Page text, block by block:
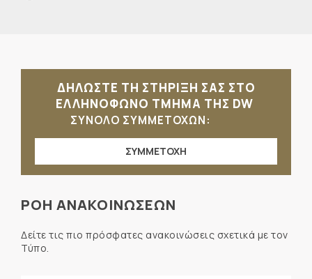
ΔΗΛΩΣΤΕ ΤΗ ΣΤΗΡΙΞΗ ΣΑΣ ΣΤΟ
ΕΛΛΗΝΟΦΩΝΟ ΤΜΗΜΑ ΤΗΣ DW
ΣΥΝΟΛΟ ΣΥΜΜΕΤΟΧΩΝ:
ΣΥΜΜΕΤΟΧΗ
ΡΟΗ ΑΝΑΚΟΙΝΩΣΕΩΝ
Δείτε τις πιο πρόσφατες ανακοινώσεις σχετικά με τον
Τύπο.